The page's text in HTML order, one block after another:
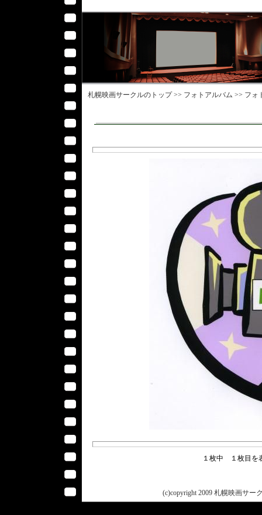
札幌映画サークルのトップ >> フォトアルバム >> フォ
１枚中 １枚目
(c)copyright 2009 札幌映画サー